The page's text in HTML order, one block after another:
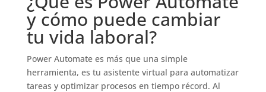
y cómo puede cambiar
tu vida laboral?
Power Automate es más que una simple
herramienta, es tu asistente virtual para automatizar
tareas y optimizar procesos en tiempo récord. Al